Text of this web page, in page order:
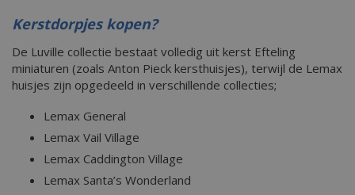
Kerstdorpjes kopen?
De Luville collectie bestaat volledig uit kerst Efteling
miniaturen (zoals Anton Pieck kersthuisjes), terwijl de Lemax
huisjes zijn opgedeeld in verschillende collecties;
Lemax General
Lemax Vail Village
Lemax Caddington Village
Lemax Santa’s Wonderland